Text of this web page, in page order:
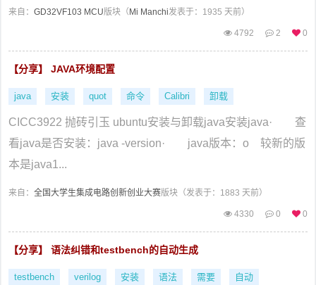
来自： GD32VF103 MCU版块（ Mi Manchi发表于：1935 天前）
4792 2 0
【分享】 JAVA环境配置
java 安装 quot 命令 Calibri 卸载
CICC3922 抛砖引玉 ubuntu安装与卸载java安装java· 查
看java是否安装：java -version· java版本：o 较新的版
本是java1...
来自： 全国大学生集成电路创新创业大赛版块（发表于：1883 天前）
4330 0 0
【分享】 语法纠错和testbench的自动生成
testbench verilog 安装 语法 需要 自动